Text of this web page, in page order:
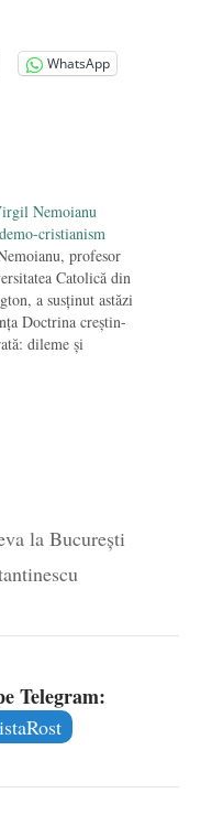
uman, ca
- 8 octombrie
la înființare
WhatsApp
Nemoianu
cristianism
profesor
Catolică din
a susţinut astăzi
Doctrina creştin-
dileme şi
la București
Telegram: